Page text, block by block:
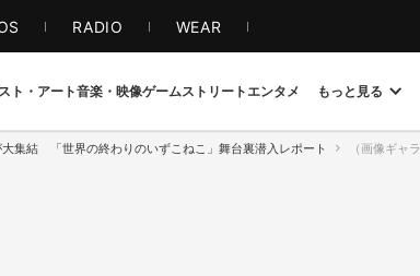
RADIO WEAR
ト・アート音楽・映像ゲームストリート エンタメ もっと見る
大集結 「世界の終わりのいずこねこ」舞台裏潜入レポート （画像ギャ